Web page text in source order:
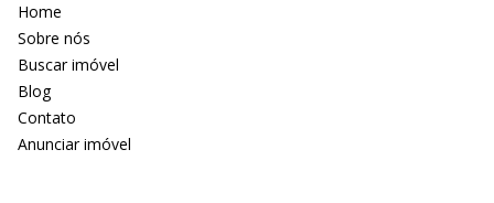
Home
Sobre nós
Buscar imóvel
Blog
Contato
Anunciar imóvel